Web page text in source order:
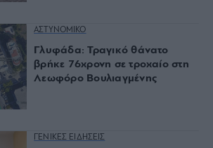
ΑΣΤΥΝΟΜΙΚΟ
Γλυφάδα: Τραγικό θάνατο
βρήκε 76χρονη σε τροχαίο στη
Λεωφόρο Βουλιαγμένης
ΓΕΝΙΚΕΣ ΕΙΔΗΣΕΙΣ